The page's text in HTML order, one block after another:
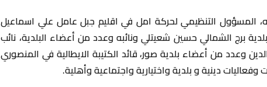
المسؤول التنظيمي لحركة امل في اقليم جبل عامل علي اسماعيل
برج الشمالي حسين شعيتلي ونائبه وعدد من أعضاء البلدية، نائب
وعدد من أعضاء بلدية صور، قائد الكتيبة الايطالية في المنصوري
دينية و بلدية واختيارية واجتماعية وأهلية.